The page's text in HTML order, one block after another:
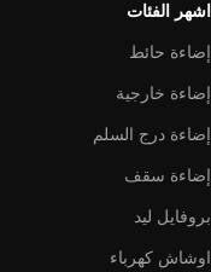
اشهر الفئات
إضاءة حائط
إضاءة خارجية
إضاءة درج السلم
إضاءة سقف
بروفايل ليد
اوشاش كهرباء